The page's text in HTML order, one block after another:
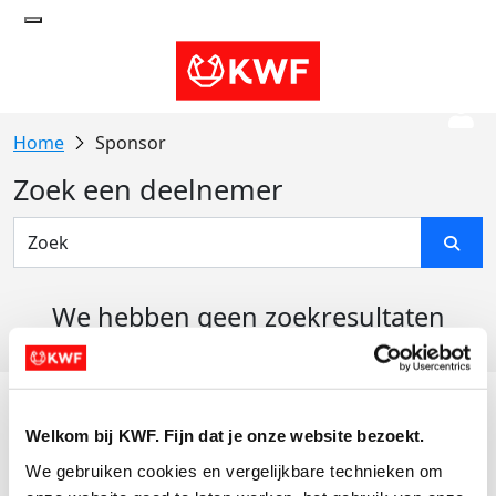
Welkom bij KWF. Fijn dat je onze website bezoekt.
We gebruiken cookies en vergelijkbare technieken om
Sponsor
Zoek een deelnemer
We hebben geen zoekresultaten
Actiematerialen
Evenementen